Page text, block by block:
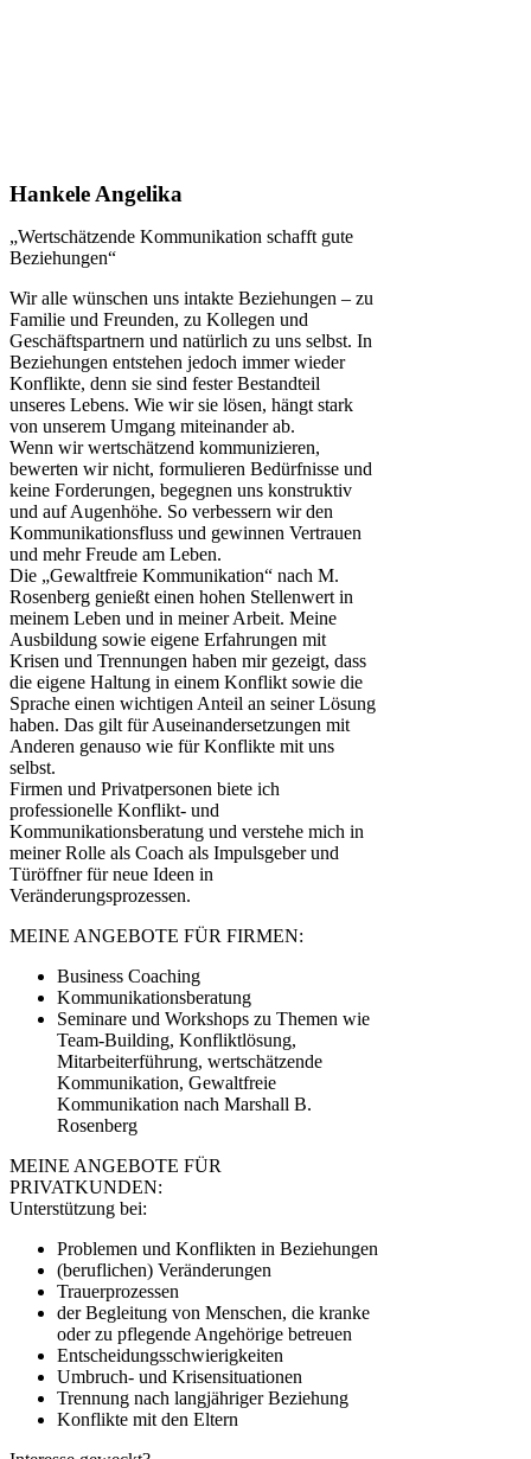
Hankele Angelika
„Wertschätzende Kommunikation schafft gute
Beziehungen“
Wir alle wünschen uns intakte Beziehungen – zu
Familie und Freunden, zu Kollegen und
Geschäftspartnern und natürlich zu uns selbst. In
Beziehungen entstehen jedoch immer wieder
Konflikte, denn sie sind fester Bestandteil
unseres Lebens. Wie wir sie lösen, hängt stark
von unserem Umgang miteinander ab.
Wenn wir wertschätzend kommunizieren,
bewerten wir nicht, formulieren Bedürfnisse und
keine Forderungen, begegnen uns konstruktiv
und auf Augenhöhe. So verbessern wir den
Kommunikationsfluss und gewinnen Vertrauen
und mehr Freude am Leben.
Die „Gewaltfreie Kommunikation“ nach M.
Rosenberg genießt einen hohen Stellenwert in
meinem Leben und in meiner Arbeit. Meine
Ausbildung sowie eigene Erfahrungen mit
Krisen und Trennungen haben mir gezeigt, dass
die eigene Haltung in einem Konflikt sowie die
Sprache einen wichtigen Anteil an seiner Lösung
haben. Das gilt für Auseinandersetzungen mit
Anderen genauso wie für Konflikte mit uns
selbst.
Firmen und Privatpersonen biete ich
professionelle Konflikt- und
Kommunikationsberatung und verstehe mich in
meiner Rolle als Coach als Impulsgeber und
Türöffner für neue Ideen in
Veränderungsprozessen.
MEINE ANGEBOTE FÜR FIRMEN:
Business Coaching
Kommunikationsberatung
Seminare und Workshops zu Themen wie
Team-Building, Konfliktlösung,
Mitarbeiterführung, wertschätzende
Kommunikation, Gewaltfreie
Kommunikation nach Marshall B.
Rosenberg
MEINE ANGEBOTE FÜR
PRIVATKUNDEN:
Unterstützung bei:
Problemen und Konflikten in Beziehungen
(beruflichen) Veränderungen
Trauerprozessen
der Begleitung von Menschen, die kranke
oder zu pflegende Angehörige betreuen
Entscheidungsschwierigkeiten
Umbruch- und Krisensituationen
Trennung nach langjähriger Beziehung
Konflikte mit den Eltern